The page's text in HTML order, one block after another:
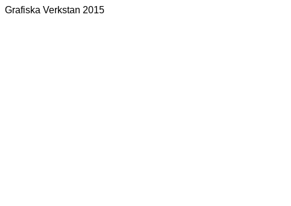
Grafiska Verkstan 2015